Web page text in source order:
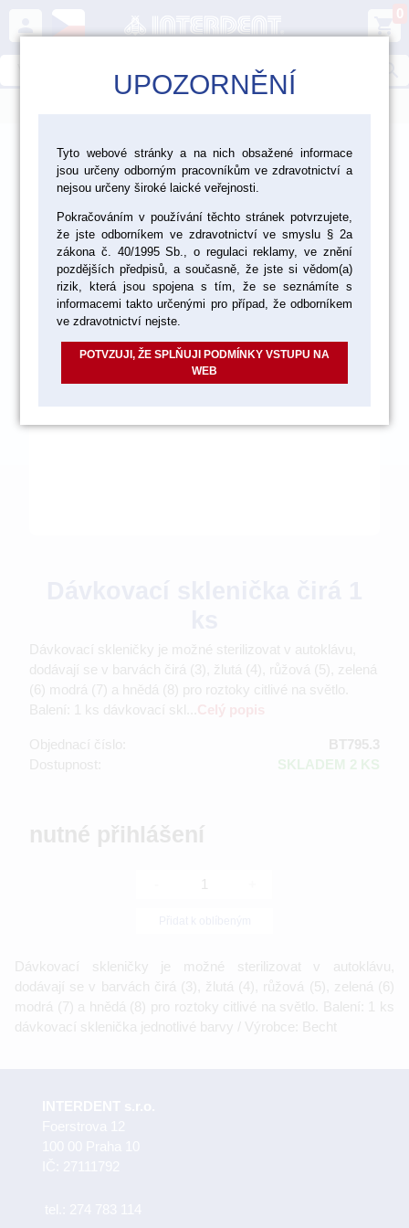
person shopping_cart
0
> Ordinace > Nástroje >
Skleněné výrobky a doplňky > Skleničky a kalíšky
Dávkovací skleničky je možné sterilizovat v autoklávu,
dodávají se v barvách čirá (3), žlutá (4), růžová (5), zelená
(6) modrá (7) a hnědá (8) pro roztoky citlivé na světlo.
Balení: 1 ks dávkovací skl...
Objednací číslo:
BT795.3
Dostupnost:
SKLADEM 2 KS
nutné přihlášení
Dávkovací skleničky je možné sterilizovat v autoklávu,
dodávají se v barvách čirá (3), žlutá (4), růžová (5), zelená (6)
modrá (7) a hnědá (8) pro roztoky citlivé na světlo. Balení: 1 ks
dávkovací sklenička jednotlivé barvy / Výrobce: Becht
UPOZORNĚNÍ
Tyto webové stránky a na nich obsažené informace
jsou určeny odborným pracovníkům ve zdravotnictví a
nejsou určeny široké laické veřejnosti.
Pokračováním v používání těchto stránek potvrzujete,
že jste odborníkem ve zdravotnictví ve smyslu § 2a
zákona č. 40/1995 Sb., o regulaci reklamy, ve znění
pozdějších předpisů, a současně, že jste si vědom(a)
rizik, která jsou spojena s tím, že se seznámíte s
informacemi takto určenými pro případ, že odborníkem
ve zdravotnictví nejste.
POTVZUJI, ŽE SPLŇUJI PODMÍNKY VSTUPU NA
WEB